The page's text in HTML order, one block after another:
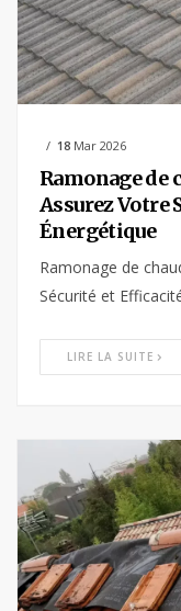
18 Mar 2026
Ramonage de
Assurez Votre
Énergétique
Ramonage de
Sécurité et
LIRE LA SUITE